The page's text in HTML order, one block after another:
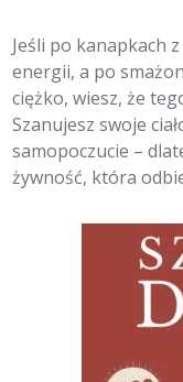
Jeśli po kanapkach
energii, a po
ciężko, wiesz, że
Szanujesz swoje
samopoczucie –
żywność, która